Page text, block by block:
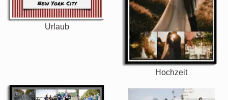
Urlaub
Hochzeit